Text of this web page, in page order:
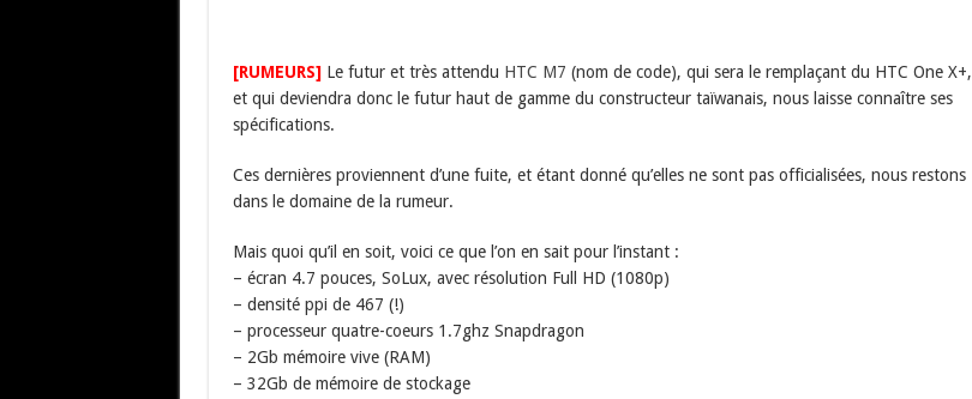
[RUMEURS]Le futur et très attendu HTC M7 (nom de code), qui sera le remplaçant du HTC One X+,
et qui deviendra donc le futur haut de gamme du constructeur taïwanais, nous laisse connaître ses
spécifications.
Ces dernières proviennent d’une fuite, et étant donné qu’elles ne sont pas officialisées, nous restons
dans le domaine de la rumeur.
Mais quoi qu’il en soit, voici ce que l’on en sait pour l’instant :
– écran 4.7 pouces, SoLux, avec résolution Full HD (1080p)
– densité ppi de 467 (!)
– processeur quatre-coeurs 1.7ghz Snapdragon
– 2Gb mémoire vive (RAM)
– 32Gb de mémoire de stockage